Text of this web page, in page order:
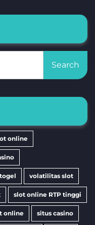
online
volatilitas slot
slot online RTP tinggi
online situs casino